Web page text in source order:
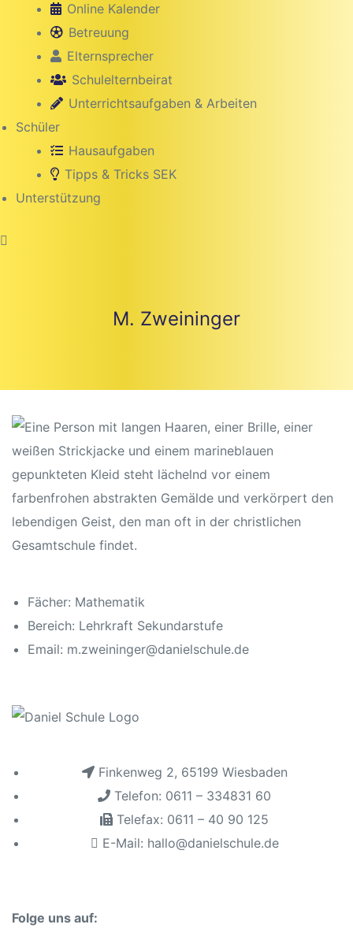
Online Kalender
Betreuung
Elternsprecher
Schulelternbeirat
Unterrichtsaufgaben & Arbeiten
Schüler
Hausaufgaben
Tipps & Tricks SEK
Unterstützung
M. Zweininger
Fächer: Mathematik
Bereich: Lehrkraft Sekundarstufe
Email: m.zweininger@danielschule.de
Finkenweg 2, 65199 Wiesbaden
Telefon: 0611 – 334831 60
Telefax: 0611 – 40 90 125
E-Mail: hallo@danielschule.de
Folge uns auf: